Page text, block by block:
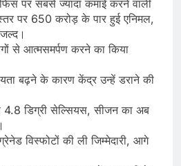
पर सबसे ज्यादा कमाई करने वाली
पर 650 करोड़ के पार हुई एनिमल,
से आत्मसमर्पण करने का किया
बढ़ने के कारण केंद्र उन्हें डराने की
4.8 डिग्री सेल्सियस, सीजन का अब
विस्फोटों की ली जिम्मेदारी, आगे